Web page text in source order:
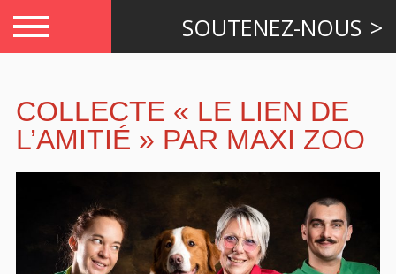
SOUTENEZ-NOUS
COLLECTE « LE LIEN DE
L’AMITIÉ » PAR MAXI ZOO